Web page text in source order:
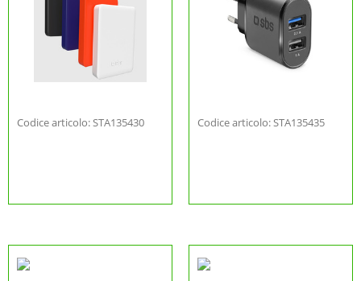
Codice articolo: STA135430 Codice articolo: STA135435